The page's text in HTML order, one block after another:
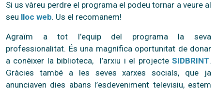
Si us vàreu perdre el programa el podeu tornar a veure al
seu lloc web. Us el recomanem!
Agraïm a tot l’equip del programa la seva
professionalitat. És una magnífica oportunitat de donar
a conèixer la biblioteca, l’arxiu i el projecte SIDBRINT.
Gràcies també a les seves xarxes socials, que ja
anunciaven dies abans l’esdeveniment televisiu, estem